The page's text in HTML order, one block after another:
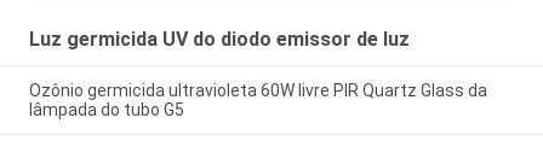
Luz germicida UV do diodo emissor de luz
Ozônio germicida ultravioleta 60W livre PIR Quartz Glass da
lâmpada do tubo G5